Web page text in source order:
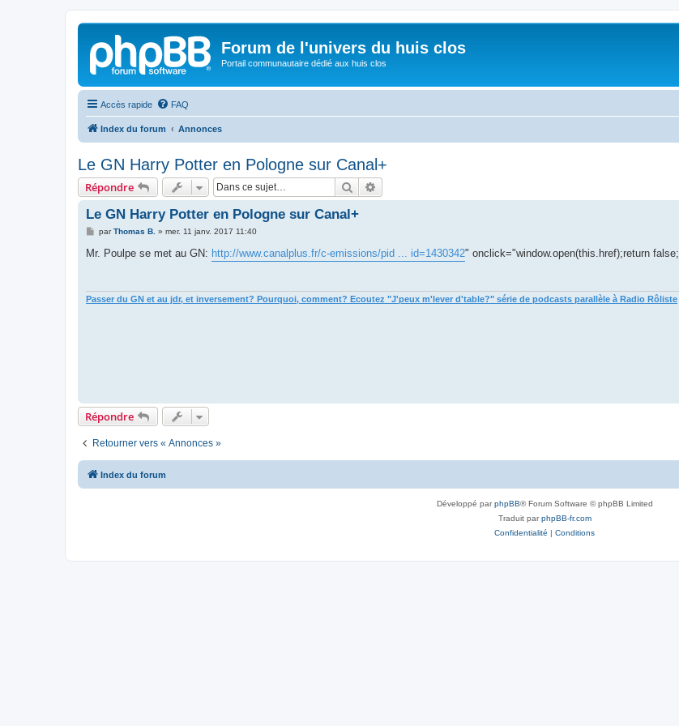
Forum de l'univers du huis clos
Portail communautaire dédié aux huis clos
Accès rapide FAQ
Index du forum Annonces
Le GN Harry Potter en Pologne sur Canal+
Répondre Rechercher
Le GN Harry Potter en Pologne sur Canal+
M
s
s
parThomas B. » mer. 11 janv. 2017 11:40
Mr. Poulpe se met au GN: http://www.canalplus.fr/c-emissions/pid ... id=1430342" onclick="window.open(this.href);return false;
Passer du GN et au jdr, et inversement? Pourquoi, comment? Ecoutez "J'peux m'lever d'table?" série de podcasts parallèle à Radio Rôliste
Répondre
Retourner vers « Annonces »
Index du forum
Développé parphpBB® Forum Software © phpBB Limited
Traduit parphpBB-fr.com
Confidentialité | Conditions